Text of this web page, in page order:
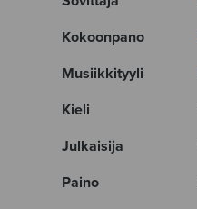
Kokoonpano
Musiikkityyli
Kieli
Julkaisija
Paino